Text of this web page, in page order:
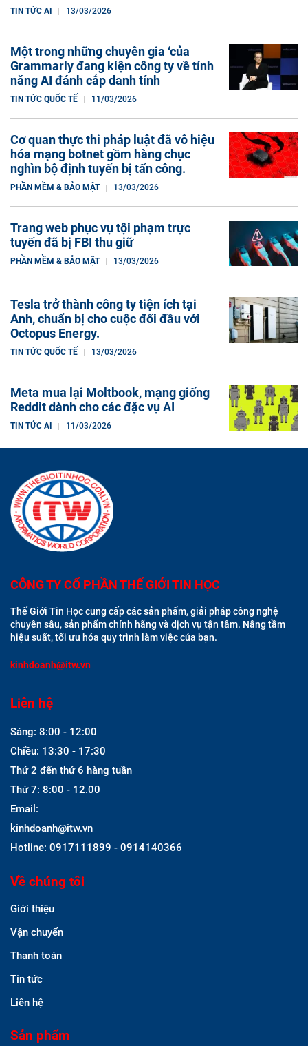
TIN TỨC AI 13/03/2026
Một trong những chuyên gia ‘của
Grammarly đang kiện công ty về tính
năng AI đánh cắp danh tính
TIN TỨC QUỐC TẾ 11/03/2026
Cơ quan thực thi pháp luật đã vô hiệu
hóa mạng botnet gồm hàng chục
nghìn bộ định tuyến bị tấn công.
PHẦN MỀM & BẢO MẬT 13/03/2026
Trang web phục vụ tội phạm trực
tuyến đã bị FBI thu giữ
PHẦN MỀM & BẢO MẬT 13/03/2026
Tesla trở thành công ty tiện ích tại
Anh, chuẩn bị cho cuộc đối đầu với
Octopus Energy.
TIN TỨC QUỐC TẾ 13/03/2026
Meta mua lại Moltbook, mạng giống
Reddit dành cho các đặc vụ AI
TIN TỨC AI 11/03/2026
CÔNG TY CỔ PHẦN THẾ GIỚI TIN HỌC
Thế Giới Tin Học cung cấp các sản phẩm, giải pháp công nghệ
chuyên sâu, sản phẩm chính hãng và dịch vụ tận tâm. Nâng tầm
hiệu suất, tối ưu hóa quy trình làm việc của bạn.
kinhdoanh@itw.vn
Liên hệ
Sáng: 8:00 - 12:00
Chiều: 13:30 - 17:30
Thứ 2 đến thứ 6 hàng tuần
Thứ 7: 8:00 - 12.00
Email:
kinhdoanh@itw.vn
Hotline: 0917111899 - 0914140366
Về chúng tôi
Giới thiệu
Vận chuyển
Thanh toán
Tin tức
Liên hệ
Sản phẩm